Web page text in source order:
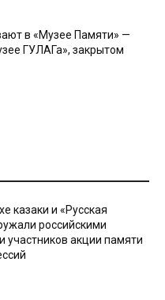
в «Музее Памяти» —
ГУЛАГа», закрытом
казаки и «Русская
российскими
участников акции памяти